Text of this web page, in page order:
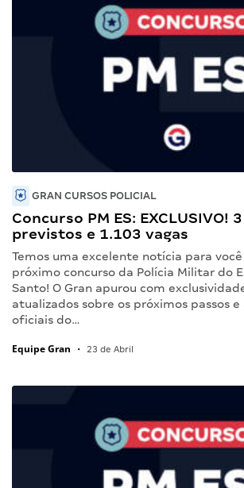
GRAN CURSOS POLICIAL
Concurso PM ES: EXCLUSIVO!
previstos e 1.103 vagas
Temos uma excelente notícia para
próximo concurso da Polícia Militar do
Santo! O Gran apurou com
atualizados sobre os próximos passos
oficiais do…
Equipe Gran • 23 de Abril